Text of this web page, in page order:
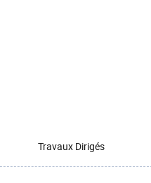
Travaux Dirigés